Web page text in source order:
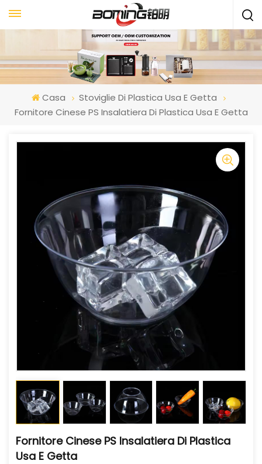
Casa
Stoviglie Di Plastica Usa E Getta
Fornitore Cinese PS Insalatiera Di Plastica Usa E Getta
Fornitore Cinese PS Insalatiera Di Plastica
Usa E Getta